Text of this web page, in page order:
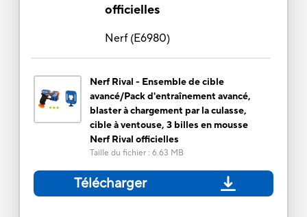
officielles
Nerf(E6980)
Nerf Rival - Ensemble de cible
avancé/Pack d'entraînement avancé,
blaster à chargement par la culasse,
cible à ventouse, 3 billes en mousse
Nerf Rival officielles
Taille du fichier: 6.63 MB
Télécharger